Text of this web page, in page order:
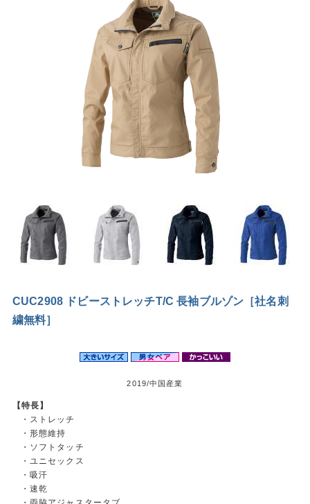
CUC2908 ドビーストレッチT/C 長袖ブルゾン［社名刺
繍無料］
2019/中国産業
【特長】
・ストレッチ
・形態維持
・ソフトタッチ
・ユニセックス
・吸汗
・速乾